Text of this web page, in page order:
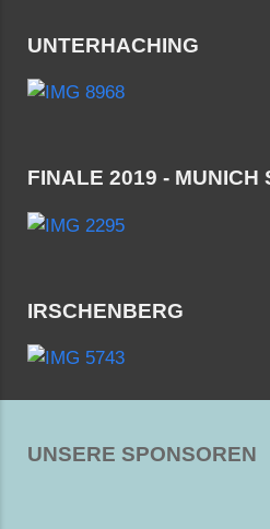
UNTERHACHING
FINALE 2019 - MUNICH
IRSCHENBERG
UNSERE SPONSOREN